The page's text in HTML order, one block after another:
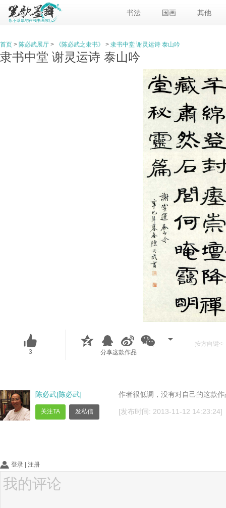
书法 国画 其他
首页 > 陈必武展厅 > 《陈必武之隶书》 > 隶书中堂 谢灵运诗 泰山吟
隶书中堂 谢灵运诗 泰山吟
3 分享这款作品
按方向键
作者很低调，没有对自己的这款
[发布时间: 2013-11-12 14:23:24]
陈必武[陈必武]
关注TA 发私信
登录 注册